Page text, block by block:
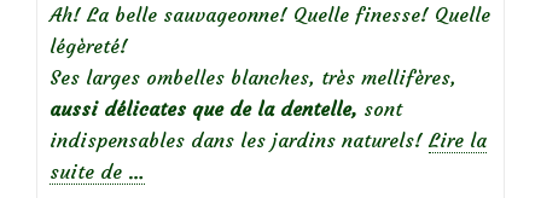
Ah! La belle sauvageonne! Quelle finesse! Quelle
légèreté!
Ses larges ombelles blanches, très mellifères,
aussi délicates que de la dentelle, sont
indispensables dans les jardins naturels! Lire la
suite de …